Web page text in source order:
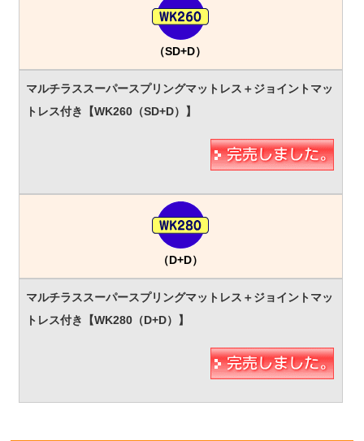
（SD+D）
（D+D）